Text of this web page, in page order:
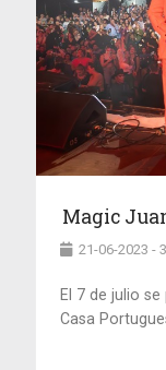
Magic
21-06-2023 -
El 7 de julio
Casa